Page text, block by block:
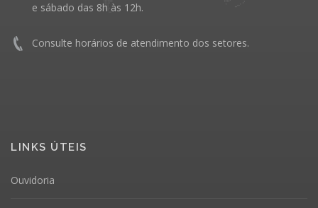
e sábado das 8h às 12h.
Consulte horários de atendimento dos setores.
LINKS ÚTEIS
Ouvidoria